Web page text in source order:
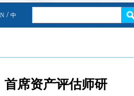
/ 中
首席资产评估师研